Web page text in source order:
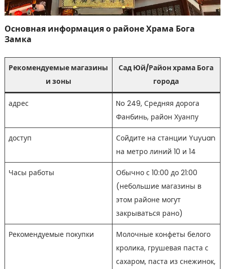
Основная информация о районе Храма Бога
Замка
Рекомендуемые магазины
и зоны
Сад Юй/Район храма Бога
города
адрес
No 249, Средняя дорога
Фанбинь, район Хуанпу
доступ
Сойдите на станции Yuyuan
на метро линий 10 и 14
Часы работы
Обычно с 10:00 до 21:00
(небольшие магазины в
этом районе могут
закрываться рано)
Рекомендуемые покупки
Молочные конфеты белого
кролика, грушевая паста с
сахаром, паста из снежинок,